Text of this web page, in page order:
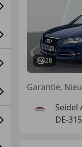
28
Seidel
DE-